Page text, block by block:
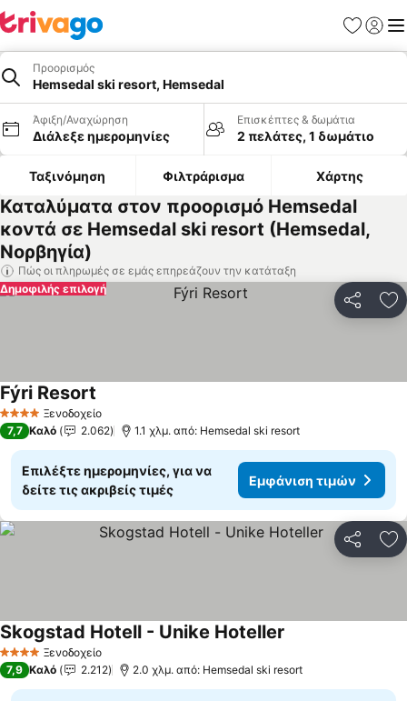
Προορισμός
Hemsedal ski resort, Hemsedal
Άφιξη/Αναχώρηση
Διάλεξε ημερομηνίες
Επισκέπτες & δωμάτια
2 πελάτες, 1 δωμάτιο
Ταξινόμηση Φιλτράρισμα Χάρτης
Καταλύματα στον προορισμό Hemsedal
κοντά σε Hemsedal ski resort (Hemsedal,
Νορβηγία)
Πώς οι πληρωμές σε εμάς επηρεάζουν την κατάταξη
Δημοφιλής επιλογή
4 ΑστέριαΞενοδοχείο
Fýri Resort
7,7 Καλό 2.062 1.1 χλμ. από: Hemsedal ski resort
Επιλέξτε ημερομηνίες, για να
δείτε τις ακριβείς τιμές
Εμφάνιση τιμών
4 ΑστέριαΞενοδοχείο
Skogstad Hotell - Unike Hoteller
7,9 Καλό 2.212 2.0 χλμ. από: Hemsedal ski resort